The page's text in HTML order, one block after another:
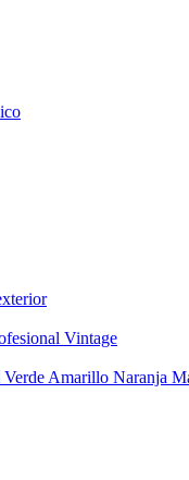
Vintage
Verde Amarillo Naranja